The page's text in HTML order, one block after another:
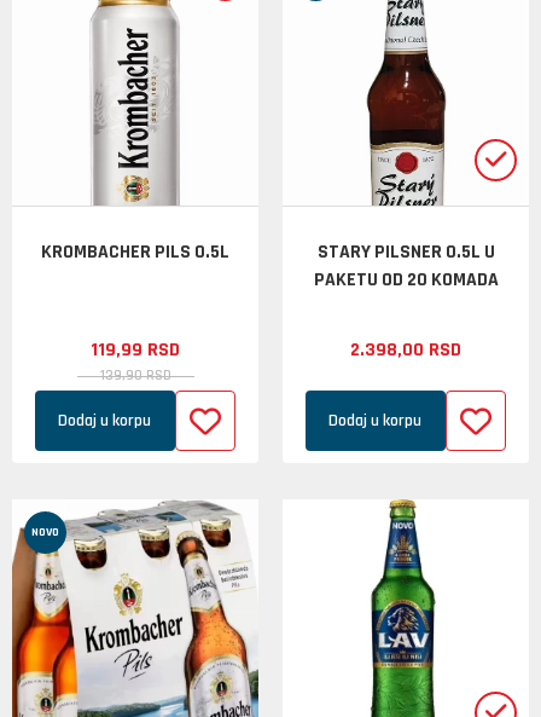
KROMBACHER PILS 0.5L
139,90 RSD
119,99 RSD
Dodaj u korpu
STARY PILSNER 0.5L U
PAKETU OD 20 KOMADA
2.398,00 RSD
Dodaj u korpu
NOVO